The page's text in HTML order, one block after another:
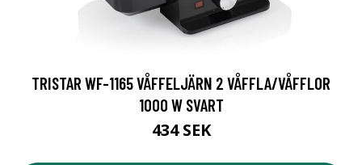
TRISTAR WF-1165 VÅFFELJÄRN 2 VÅFFLA/VÅFFLOR
1000 W SVART
434 SEK